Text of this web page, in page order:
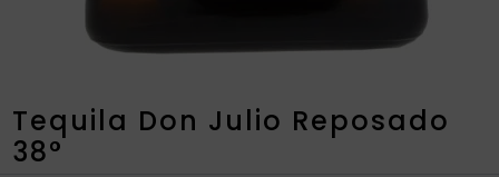
Tequila Don Julio Reposado
38°